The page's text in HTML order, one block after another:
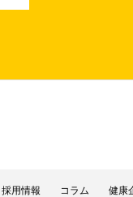
採用情報 コラム 健康